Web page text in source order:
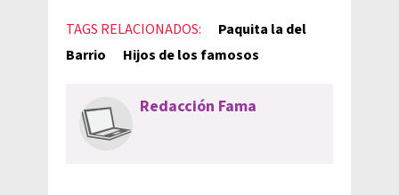
TAGS RELACIONADOS:
Paquita la del
Barrio
Hijos de los famosos
Redacción Fama